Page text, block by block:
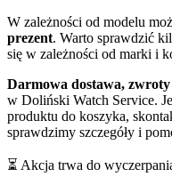
W zależności od modelu
prezent. Warto sprawdzić
się w zależności od marki i
Darmowa dostawa,
w Doliński Watch Service.
produktu do koszyka,
sprawdzimy szczegóły i
⏳ Akcja trwa do